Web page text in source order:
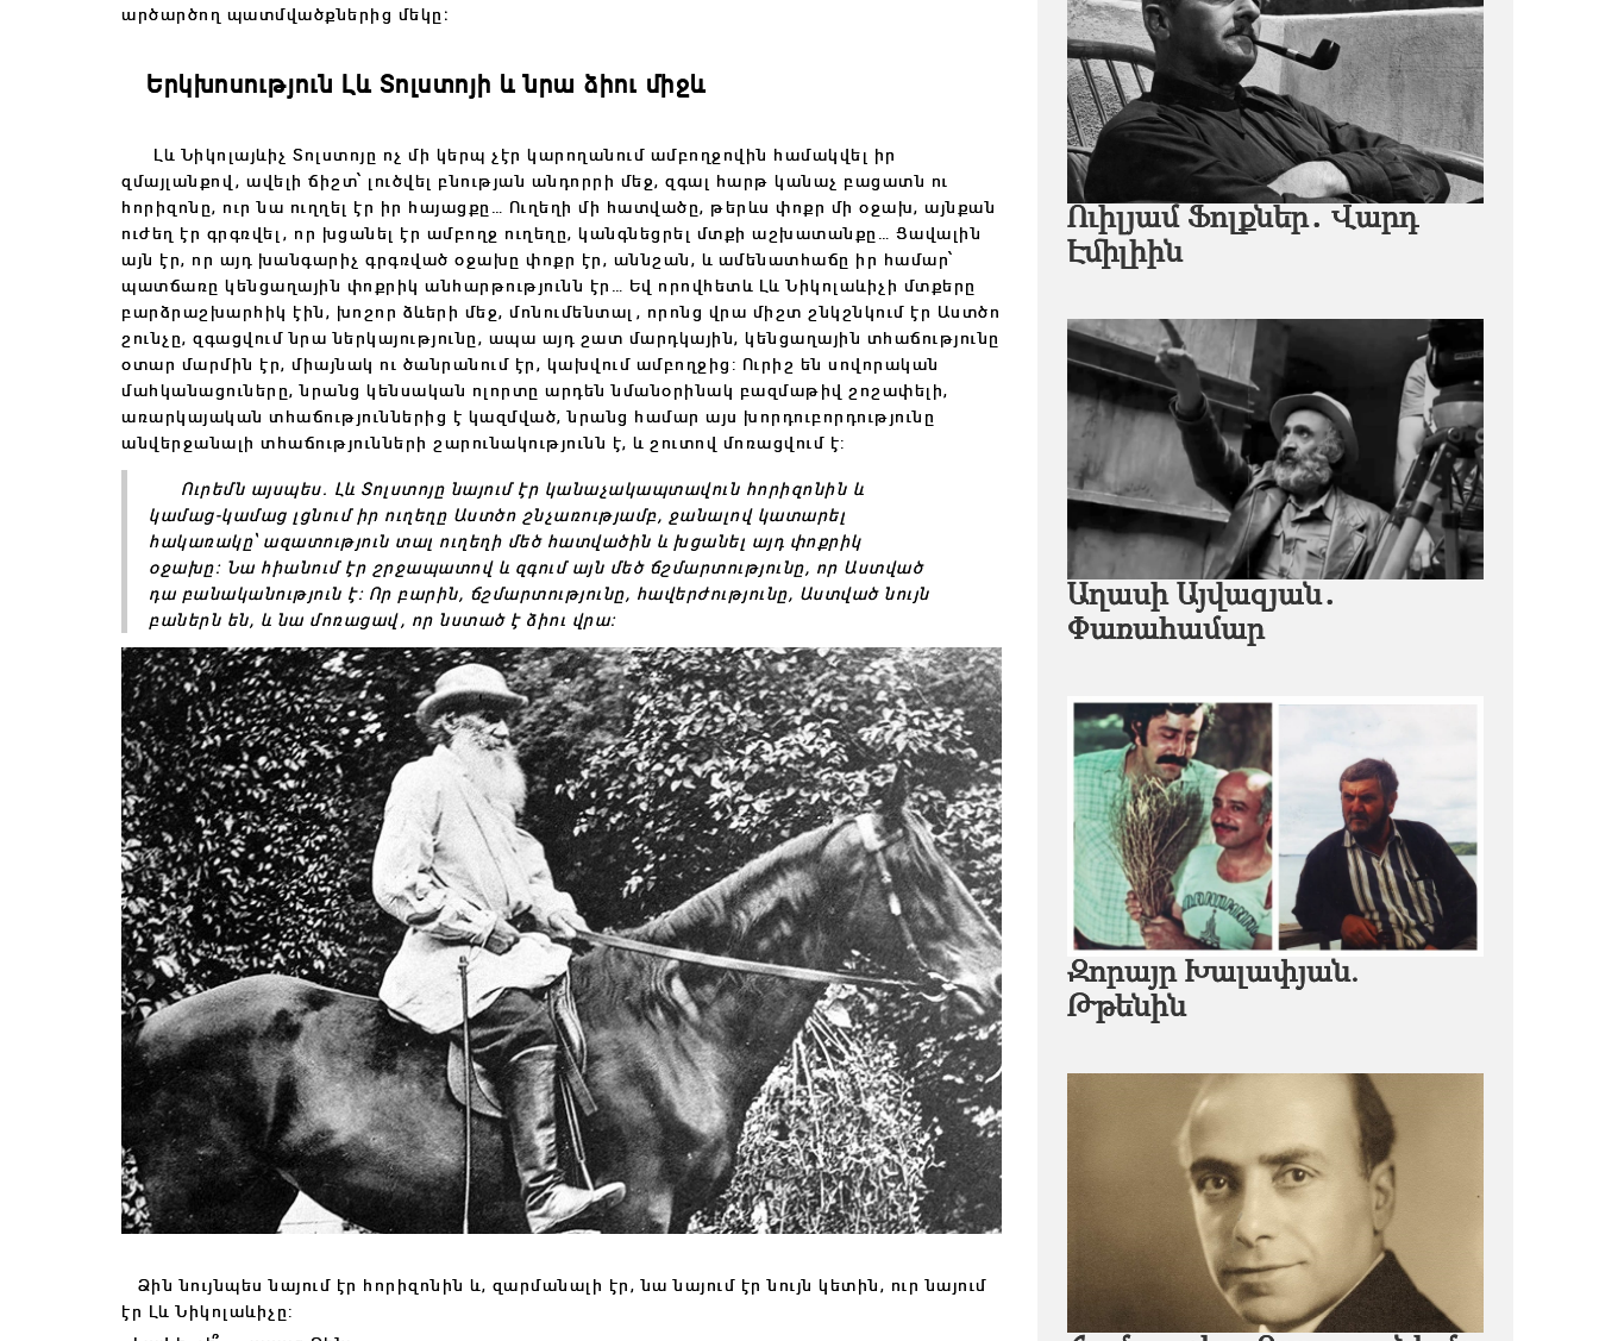
արծարծող պատմվածքներից մեկը։
Երկխոսություն Լև Տոլստոյի և նրա ձիու միջև
Լև Նիկոլայևիչ Տոլստոյը ոչ մի կերպ չէր կարողանում ամբողջովին համակվել իր
զմայլանքով, ավելի ճիշտ՝ լուծվել բնության անդորրի մեջ, զգալ հարթ կանաչ բացատն ու
հորիզոնը, ուր նա ուղղել էր իր հայացքը… Ուղեղի մի հատվածը, թերևս փոքր մի օջախ, այնքան
ուժեղ էր գրգռվել, որ խցանել էր ամբողջ ուղեղը, կանգնեցրել մտքի աշխատանքը… Ցավալին
այն էր, որ այդ խանգարիչ գրգռված օջախը փոքր էր, աննշան, և ամենատհաճը իր համար՝
պատճառը կենցաղային փոքրիկ անհարթությունն էր… Եվ որովհետև Լև Նիկոլաևիչի մտքերը
բարձրաշխարհիկ էին, խոշոր ձևերի մեջ, մոնումենտալ, որոնց վրա միշտ շնկշնկում էր Աստծո
շունչը, զգացվում նրա ներկայությունը, ապա այդ շատ մարդկային, կենցաղային տհաճությունը
օտար մարմին էր, միայնակ ու ծանրանում էր, կախվում ամբողջից: Ուրիշ են սովորական
մահկանացուները, նրանց կենսական ոլորտը արդեն նմանօրինակ բազմաթիվ շոշափելի,
առարկայական տհաճություններից է կազմված, նրանց համար այս խորդուբորդությունը
անվերջանալի տհաճությունների շարունակությունն է, և շուտով մոռացվում է:
Ուրեմն այսպես. Լև Տոլստոյը նայում էր կանաչակապտավուն հորիզոնին և
կամաց-կամաց լցնում իր ուղեղը Աստծո շնչառությամբ, ջանալով կատարել
հակառակը՝ ազատություն տալ ուղեղի մեծ հատվածին և խցանել այդ փոքրիկ
օջախը: Նա հիանում էր շրջապատով և զգում այն մեծ ճշմարտությունը, որ Աստված
դա բանականություն է: Որ բարին, ճշմարտությունը, հավերժությունը, Աստված նույն
բաներն են, և նա մոռացավ, որ նստած է ձիու վրա:
Ձին նույնպես նայում էր հորիզոնին և, զարմանալի էր, նա նայում էր նույն կետին, ուր նայում
էր Լև Նիկոլաևիչը:
Ուիլյամ Ֆոլքներ․ Վարդ
Էմիլիին
Աղասի Այվազյան․
Փառահամար
Զորայր Խալափյան.
Թթենին